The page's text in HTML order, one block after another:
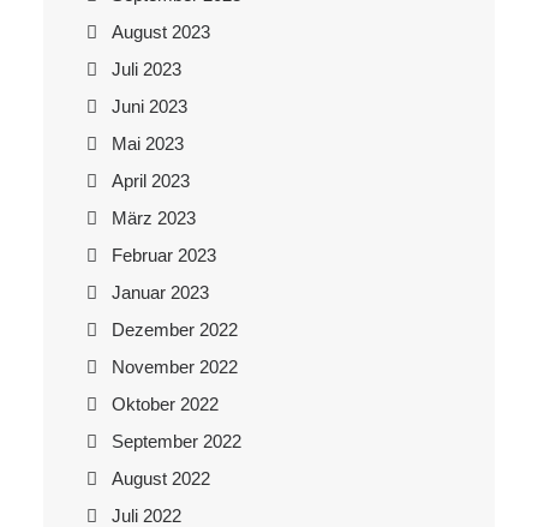
August 2023
Juli 2023
Juni 2023
Mai 2023
April 2023
März 2023
Februar 2023
Januar 2023
Dezember 2022
November 2022
Oktober 2022
September 2022
August 2022
Juli 2022